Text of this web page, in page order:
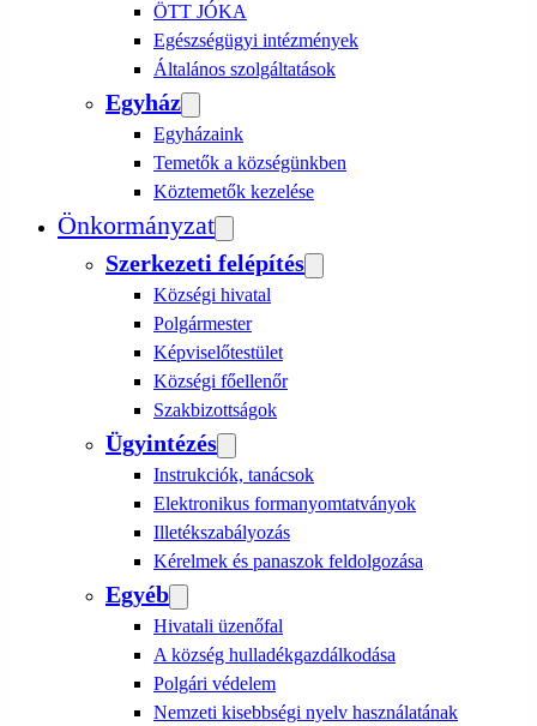
ÖTT JÓKA
Egészségügyi intézmények
Általános szolgáltatások
Egyház
Egyházaink
Temetők a községünkben
Köztemetők kezelése
Önkormányzat
Szerkezeti felépítés
Községi hivatal
Polgármester
Képviselőtestület
Községi főellenőr
Szakbizottságok
Ügyintézés
Instrukciók, tanácsok
Elektronikus formanyomtatványok
Illetékszabályozás
Kérelmek és panaszok feldolgozása
Egyéb
Hivatali üzenőfal
A község hulladékgazdálkodása
Polgári védelem
Nemzeti kisebbségi nyelv használatának